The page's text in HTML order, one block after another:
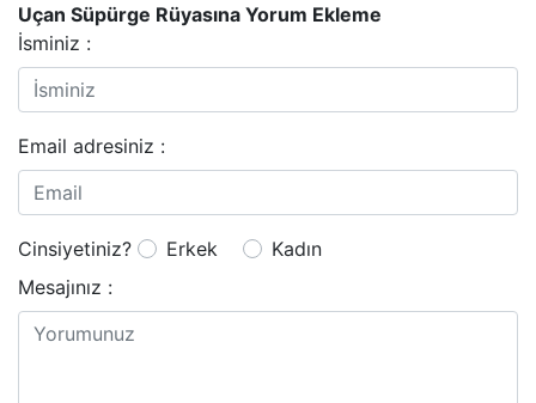
Uçan Süpürge Rüyasına Yorum Ekleme
İsminiz :
Email adresiniz :
Cinsiyetiniz? Erkek
Kadın
Mesajınız :